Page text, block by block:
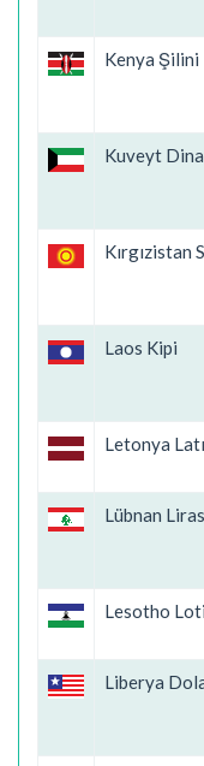
Kenya Şilini
Kuveyt
Kırgızistan
Laos Kipi
Letonya Latı
Lübnan
Lesotho
Liberya